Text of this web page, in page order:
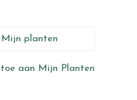
Mijn planten
toe aan Mijn Planten